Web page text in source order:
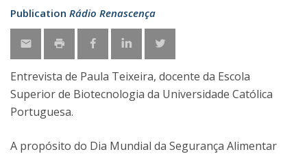
Publication Rádio Renascença
Entrevista de Paula Teixeira, docente da Escola
Superior de Biotecnologia da Universidade Católica
Portuguesa.
A propósito do Dia Mundial da Segurança Alimentar